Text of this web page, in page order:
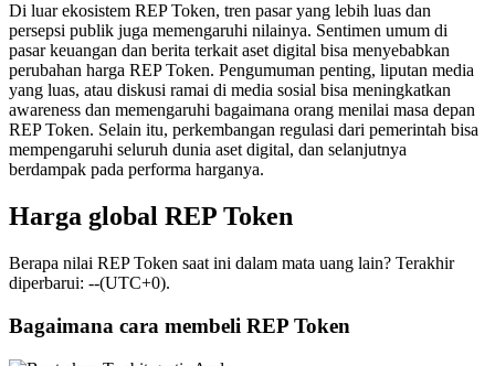
Di luar ekosistem REP Token, tren pasar yang lebih luas dan
persepsi publik juga memengaruhi nilainya. Sentimen umum di
pasar keuangan dan berita terkait aset digital bisa menyebabkan
perubahan harga REP Token. Pengumuman penting, liputan media
yang luas, atau diskusi ramai di media sosial bisa meningkatkan
awareness dan memengaruhi bagaimana orang menilai masa depan
REP Token. Selain itu, perkembangan regulasi dari pemerintah bisa
mempengaruhi seluruh dunia aset digital, dan selanjutnya
berdampak pada performa harganya.
Harga global REP Token
Berapa nilai REP Token saat ini dalam mata uang lain? Terakhir
diperbarui: --(UTC+0).
Bagaimana cara membeli REP Token